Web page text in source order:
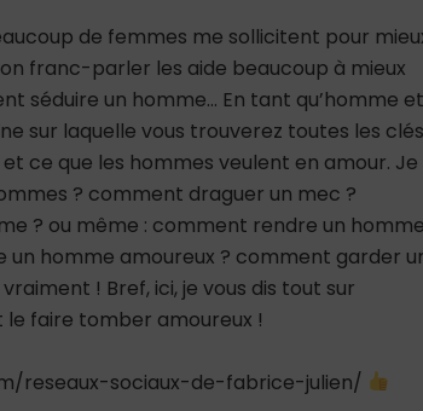
de femmes me sollicitent pour
franc-parler les aide beaucoup à mieux
séduire un homme… En tant qu’homme et
sur laquelle vous trouverez toutes les clés
ce que les hommes veulent en amour. Je
? comment draguer un mec ?
? ou même : comment rendre un homme
homme amoureux ? comment garder
! Bref, ici, je vous dis tout sur
faire tomber amoureux !
reseaux-sociaux-de-fabrice-julien/